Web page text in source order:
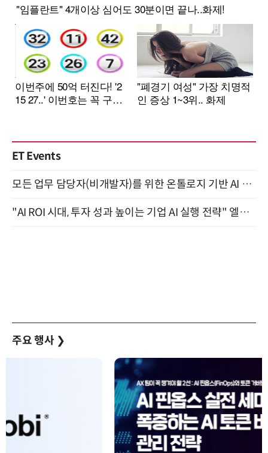
ET Events
모든 업무 담당자(비개발자)를 위한 온톨로지 기반 AI 지식체계 설계 1-day 워크숍 8월 20일 개최
"AI ROI 시대, 투자 성과 높이는 기업 AI 실행 전략" 엘타워 6층 (9월 18일)
주요 행사 ❯